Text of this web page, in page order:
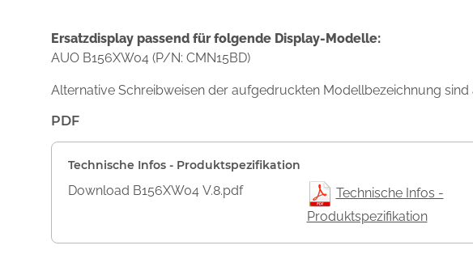
Ersatzdisplay passend für folgende Display-Modelle:
AUO B156XW04 (P/N: CMN15BD)
Alternative Schreibweisen der aufgedruckten Modellbezeichnung sind
PDF
Technische Infos - Produktspezifikation
Download B156XW04 V.8.pdf
Technische Infos -
Produktspezifikation